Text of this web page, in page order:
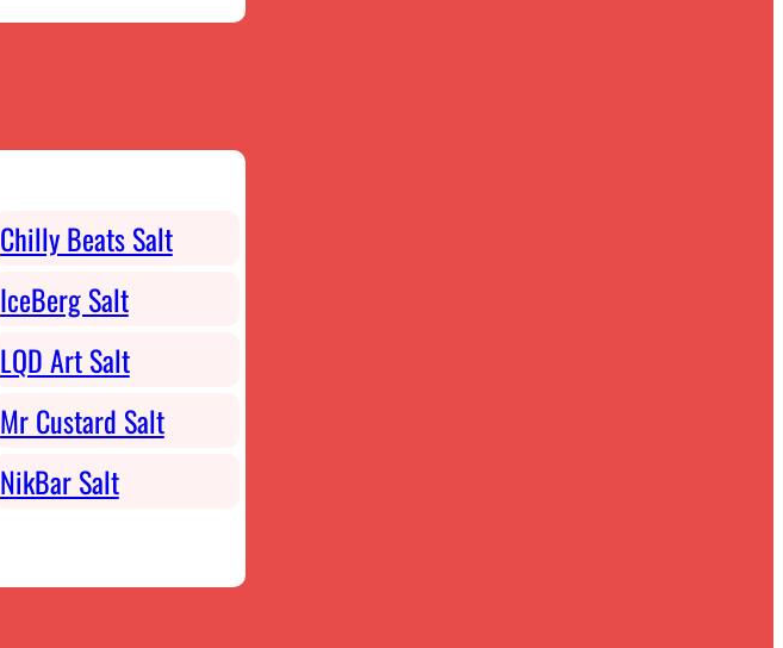
Chilly Beats Salt
IceBerg Salt
LQD Art Salt
Mr Custard Salt
NikBar Salt